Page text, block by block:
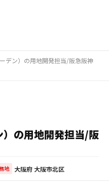
デン）の用地開発担当/阪急阪神
の用地開発担当/阪
地 大阪府 大阪市北区